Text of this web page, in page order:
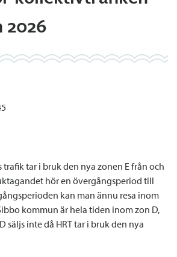
2026
tar i bruk den nya zonen E från och
hör en övergångsperiod till
kan man ännu resa inom
kommun är hela tiden inom zon D,
säljs inte då HRT tar i bruk den nya